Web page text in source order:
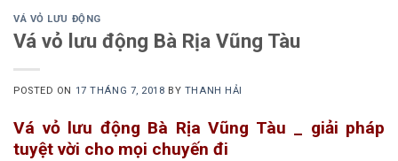
VÁ VỎ LƯU ĐỘNG
Vá vỏ lưu động Bà Rịa Vũng Tàu
POSTED ON 17 THÁNG 7, 2018 BY THANH HẢI
Vá vỏ lưu động Bà Rịa Vũng Tàu _ giải pháp
tuyệt vời cho mọi chuyến đi